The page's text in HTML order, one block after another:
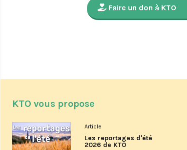
Faire un don à KTO
KTO vous propose
Article
Les reportages d'été
2026 de KTO